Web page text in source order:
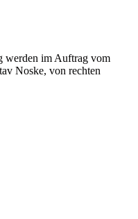
werden im Auftrag vom
Noske, von rechten